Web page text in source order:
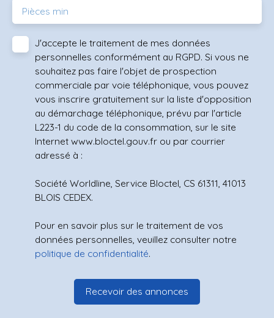
Pièces min
J'accepte le traitement de mes données
personnelles conformément au RGPD. Si vous ne
souhaitez pas faire l'objet de prospection
commerciale par voie téléphonique, vous pouvez
vous inscrire gratuitement sur la liste d'opposition
au démarchage téléphonique, prévu par l'article
L223-1 du code de la consommation, sur le site
Internet www.bloctel.gouv.fr ou par courrier
adressé à :
Société Worldline, Service Bloctel, CS 61311, 41013
BLOIS CEDEX.
Pour en savoir plus sur le traitement de vos
données personnelles, veuillez consulter notre
politique de confidentialité.
Recevoir des annonces